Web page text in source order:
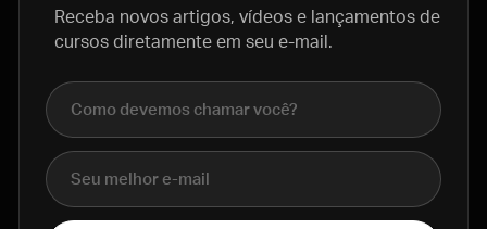
Receba novos artigos, vídeos e lançamentos de
cursos diretamente em seu e-mail.
Nome completo
E-mail